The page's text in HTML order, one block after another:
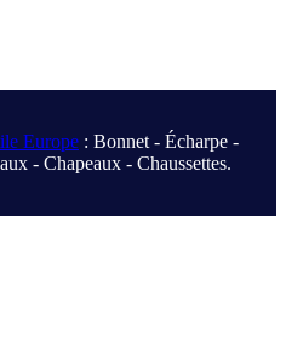
Europe : Bonnet - Écharpe -
- Chapeaux - Chaussettes.